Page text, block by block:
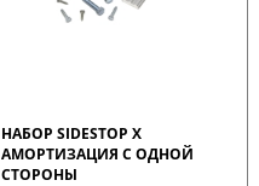
НАБОР SIDESTOP X
АМОРТИЗАЦИЯ С ОДНОЙ
СТОРОНЫ